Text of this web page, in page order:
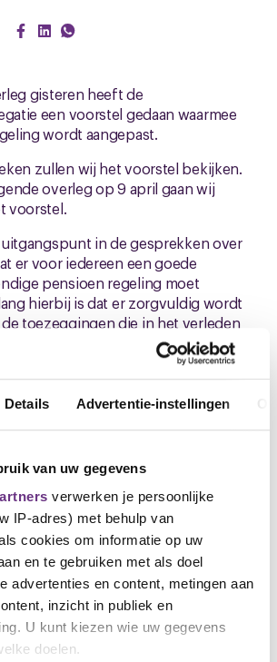
Details Advertentie-instellingen
van uw gegevens
verwerken je persoonlijke
IP-adres) met behulp van
cookies om informatie op uw
en te gebruiken met als doel
advertenties en content, metingen aan
inzicht in publiek en
U kunt kiezen wie uw gegevens
doelen.
gisteren heeft de
een voorstel gedaan waarmee
wordt aangepast.
zullen wij het voorstel bekijken.
overleg op 9 april gaan wij
voorstel.
in de gesprekken over
er voor iedereen een goede
pensioen regeling moet
hierbij is dat er zorgvuldig wordt
toezeggingen die in het verleden
wij de leden in de Zuivel weer
de voortgang van de gesprekken.
groet,